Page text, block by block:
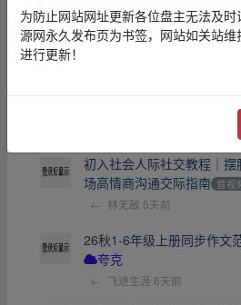
9MB】 文档 夸克
← xuzhang 3天前
初入社会人际社交教程｜
场高情商沟通交际指南 音视
← 林无敌 5天前
26秋1-6年级上册同步作文
夸克
← 飞途生涯 6天前
为防止网站网址更新各位盘主无法及
源网永久发布页为书签，网站如关站
进行更新！